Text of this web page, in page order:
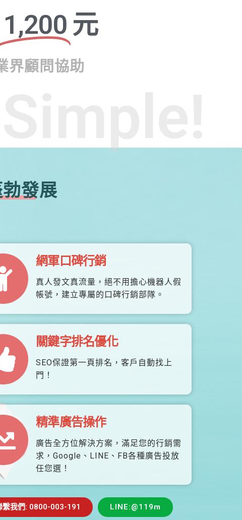
1,200 元
界顧問協助
發展
網軍口碑行銷
真人發文真流量，絕不用擔心機器人假
帳號，建立專屬的口碑行銷部隊。
關鍵字排名優化
SEO保證第一頁排名，客戶自動找上
門！
精準廣告操作
廣告全方位解決方案，滿足您的行銷需
求，Google、LINE、FB各種廣告投放
任您選！
繫我們: 0800-003-191 LINE:@119m